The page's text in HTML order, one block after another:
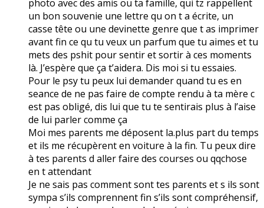
photo avec des amis ou ta famille, qui tz rappellent
un bon souvenie une lettre qu on t a écrite, un
casse tête ou une devinette genre que t as imprimer
avant fin ce qu tu veux un parfum que tu aimes et tu
mets des pshit pour sentir et sortir à ces moments
là. J’espère que ça t’aidera. Dis moi si tu essaies.
Pour le psy tu peux lui demander quand tu es en
seance de ne pas faire de compte rendu à ta mère c
est pas obligé, dis lui que tu te sentirais plus à l’aise
de lui parler comme ça
Moi mes parents me déposent la.plus part du temps
et ils me récupèrent en voiture à la fin. Tu peux dire
à tes parents d aller faire des courses ou qqchose
en t attendant
Je ne sais pas comment sont tes parents et s ils sont
sympa s’ils comprennent fin s’ils sont compréhensif,